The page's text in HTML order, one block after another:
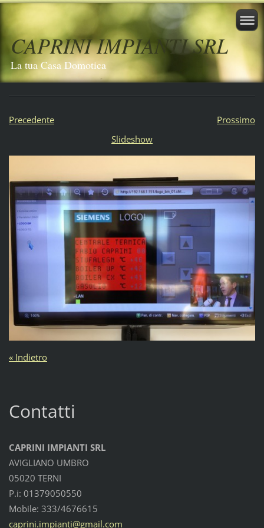
CAPRINI IMPIANTI SRL
La tua Casa Domotica
Precedente
Prossimo
Slideshow
« Indietro
Contatti
CAPRINI IMPIANTI SRL
AVIGLIANO UMBRO
05020 TERNI
P.i: 01379050550
Mobile: 333/4676615
caprini.impianti@gmail.com